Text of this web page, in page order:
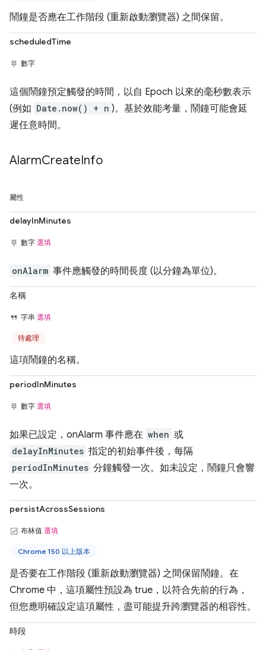
鬧鐘是否應在工作階段 (重新啟動瀏覽器) 之間保留。
scheduledTime
數字
這個鬧鐘預定觸發的時間，以自 Epoch 以來的毫秒數表示
(例如 Date.now() + n )。基於效能考量，鬧鐘可能會延
遲任意時間。
AlarmCreateInfo
屬性
delayInMinutes
數字 選填
onAlarm 事件應觸發的時間長度 (以分鐘為單位)。
名稱
字串 選填
待處理
這項鬧鐘的名稱。
periodInMinutes
數字 選填
如果已設定，onAlarm 事件應在 when 或
delayInMinutes 指定的初始事件後，每隔
periodInMinutes 分鐘觸發一次。如未設定，鬧鐘只會響
一次。
persistAcrossSessions
布林值 選填
Chrome 150 以上版本
是否要在工作階段 (重新啟動瀏覽器) 之間保留鬧鐘。在
Chrome 中，這項屬性預設為 true，以符合先前的行為，
但您應明確設定這項屬性，盡可能提升跨瀏覽器的相容性。
時段